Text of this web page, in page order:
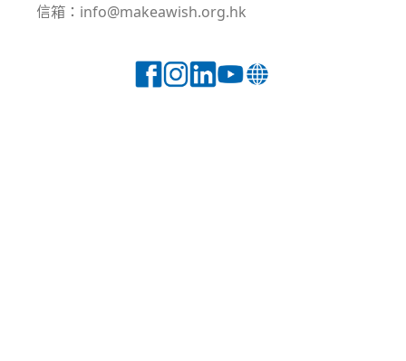
信箱：info@makeawish.org.hk